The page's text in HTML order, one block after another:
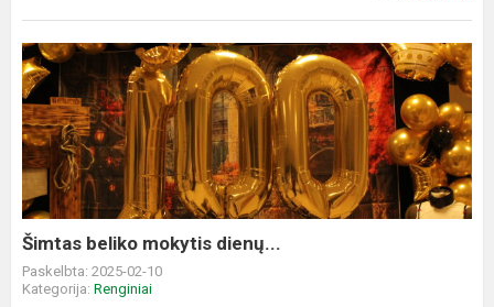
Šimtas
beliko
mokytis
dienų...
Šimtas beliko mokytis dienų...
Paskelbta: 2025-02-10
Kategorija: Renginiai